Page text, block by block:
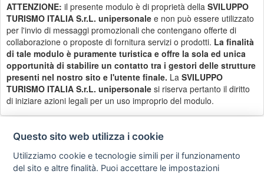
ATTENZIONE: il presente modulo è di proprietà della SVILUPPO
TURISMO ITALIA S.r.L. unipersonale e non può essere utilizzato
per l'invio di messaggi promozionali che contengano offerte di
collaborazione o proposte di fornitura servizi o prodotti. La finalità
di tale modulo è puramente turistica e offre la sola ed unica
opportunità di stabilire un contatto tra i gestori delle strutture
presenti nel nostro sito e l'utente finale. La SVILUPPO
TURISMO ITALIA S.r.L. unipersonale si riserva pertanto il diritto
di iniziare azioni legali per un uso improprio del modulo.
Privacy
policy
Avviso
legale
Scrivici
Questo sito web utilizza i cookie
Utilizziamo cookie e tecnologie simili per il funzionamento
del sito e altre finalità. Puoi accettare le impostazioni